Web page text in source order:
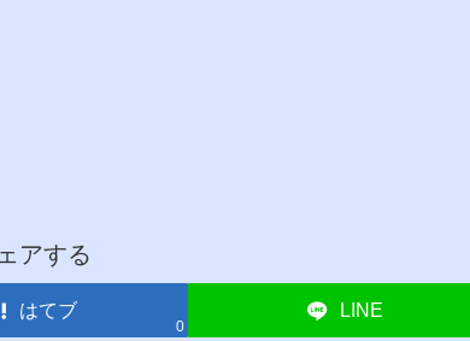
アする
はてブ
0
LINE